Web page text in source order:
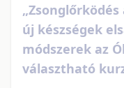
új készségek
módszerek az
választható